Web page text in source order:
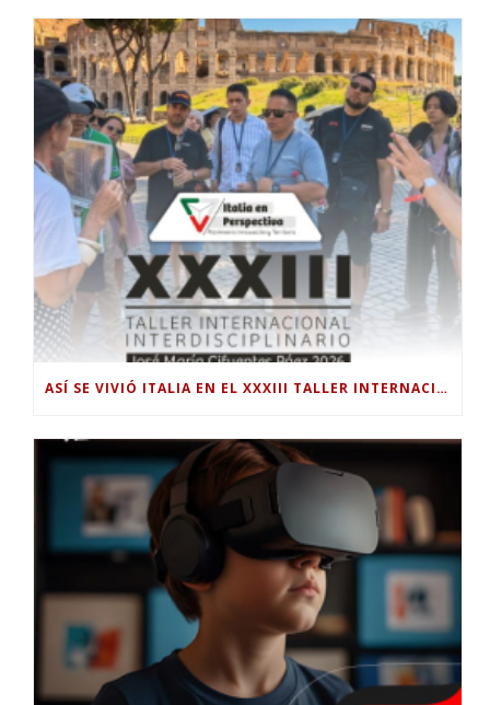
ASÍ SE VIVIÓ ITALIA EN EL XXXIII TALLER INTERNACIONAL INTERDISCIPLINAR